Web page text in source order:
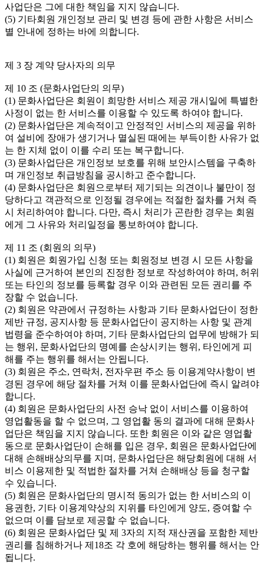
사업단은 그에 대한 책임을 지지 않습니다.
(5) 기타회원 개인정보 관리 및 변경 등에 관한 사항은 서비스
별 안내에 정하는 바에 의합니다.
제 3 장 계약 당사자의 의무
제 10 조 (문화사업단의 의무)
(1) 문화사업단은 회원이 희망한 서비스 제공 개시일에 특별한
사정이 없는 한 서비스를 이용할 수 있도록 하여야 합니다.
(2) 문화사업단은 계속적이고 안정적인 서비스의 제공을 위하
여 설비에 장애가 생기거나 멸실된 때에는 부득이한 사유가 없
는 한 지체 없이 이를 수리 또는 복구합니다.
(3) 문화사업단은 개인정보 보호를 위해 보안시스템을 구축하
며 개인정보 취급방침을 공시하고 준수합니다.
(4) 문화사업단은 회원으로부터 제기되는 의견이나 불만이 정
당하다고 객관적으로 인정될 경우에는 적절한 절차를 거쳐 즉
시 처리하여야 합니다. 다만, 즉시 처리가 곤란한 경우는 회원
에게 그 사유와 처리일정을 통보하여야 합니다.
제 11 조 (회원의 의무)
(1) 회원은 회원가입 신청 또는 회원정보 변경 시 모든 사항을
사실에 근거하여 본인의 진정한 정보로 작성하여야 하며, 허위
또는 타인의 정보를 등록할 경우 이와 관련된 모든 권리를 주
장할 수 없습니다.
(2) 회원은 약관에서 규정하는 사항과 기타 문화사업단이 정한
제반 규정, 공지사항 등 문화사업단이 공지하는 사항 및 관계
법령을 준수하여야 하며, 기타 문화사업단의 업무에 방해가 되
는 행위, 문화사업단의 명예를 손상시키는 행위, 타인에게 피
해를 주는 행위를 해서는 안됩니다.
(3) 회원은 주소, 연락처, 전자우편 주소 등 이용계약사항이 변
경된 경우에 해당 절차를 거쳐 이를 문화사업단에 즉시 알려야
합니다.
(4) 회원은 문화사업단의 사전 승낙 없이 서비스를 이용하여
영업활동을 할 수 없으며, 그 영업활 동의 결과에 대해 문화사
업단은 책임을 지지 않습니다. 또한 회원은 이와 같은 영업활
동으로 문화사업단이 손해를 입은 경우, 회원은 문화사업단에
대해 손해배상의무를 지며, 문화사업단은 해당회원에 대해 서
비스 이용제한 및 적법한 절차를 거쳐 손해배상 등을 청구할
수 있습니다.
(5) 회원은 문화사업단의 명시적 동의가 없는 한 서비스의 이
용권한, 기타 이용계약상의 지위를 타인에게 양도, 증여할 수
없으며 이를 담보로 제공할 수 없습니다.
(6) 회원은 문화사업단 및 제 3자의 지적 재산권을 포함한 제반
권리를 침해하거나 제18조 각 호에 해당하는 행위를 해서는 안
됩니다.